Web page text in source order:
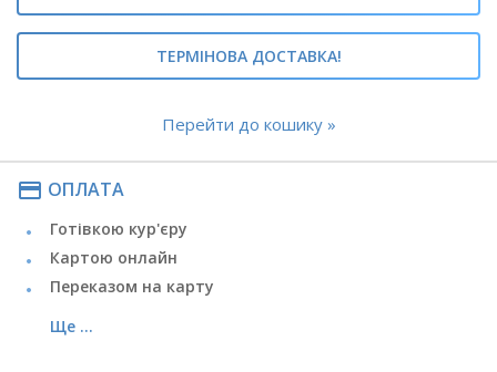
ТЕРМІНОВА ДОСТАВКА!
Перейти до кошику »
payment ОПЛАТА
Готівкою кур'єру
Картою онлайн
Переказом на карту
Ще ...